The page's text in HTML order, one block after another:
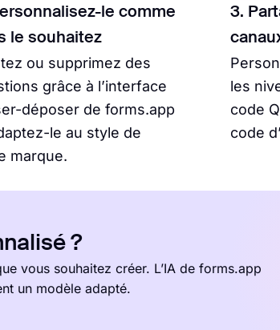
le comme
le souhaitez
ou supprimez des
grâce à l’interface
déposer de forms.app
le au style de
marque.
3.
les
code
code
?
vous souhaitez créer. L’IA de forms.app
un modèle adapté.